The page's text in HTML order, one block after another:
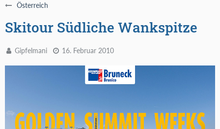
Österreich
Skitour Südliche Wankspitze
Gipfelmani 16. Februar 2010